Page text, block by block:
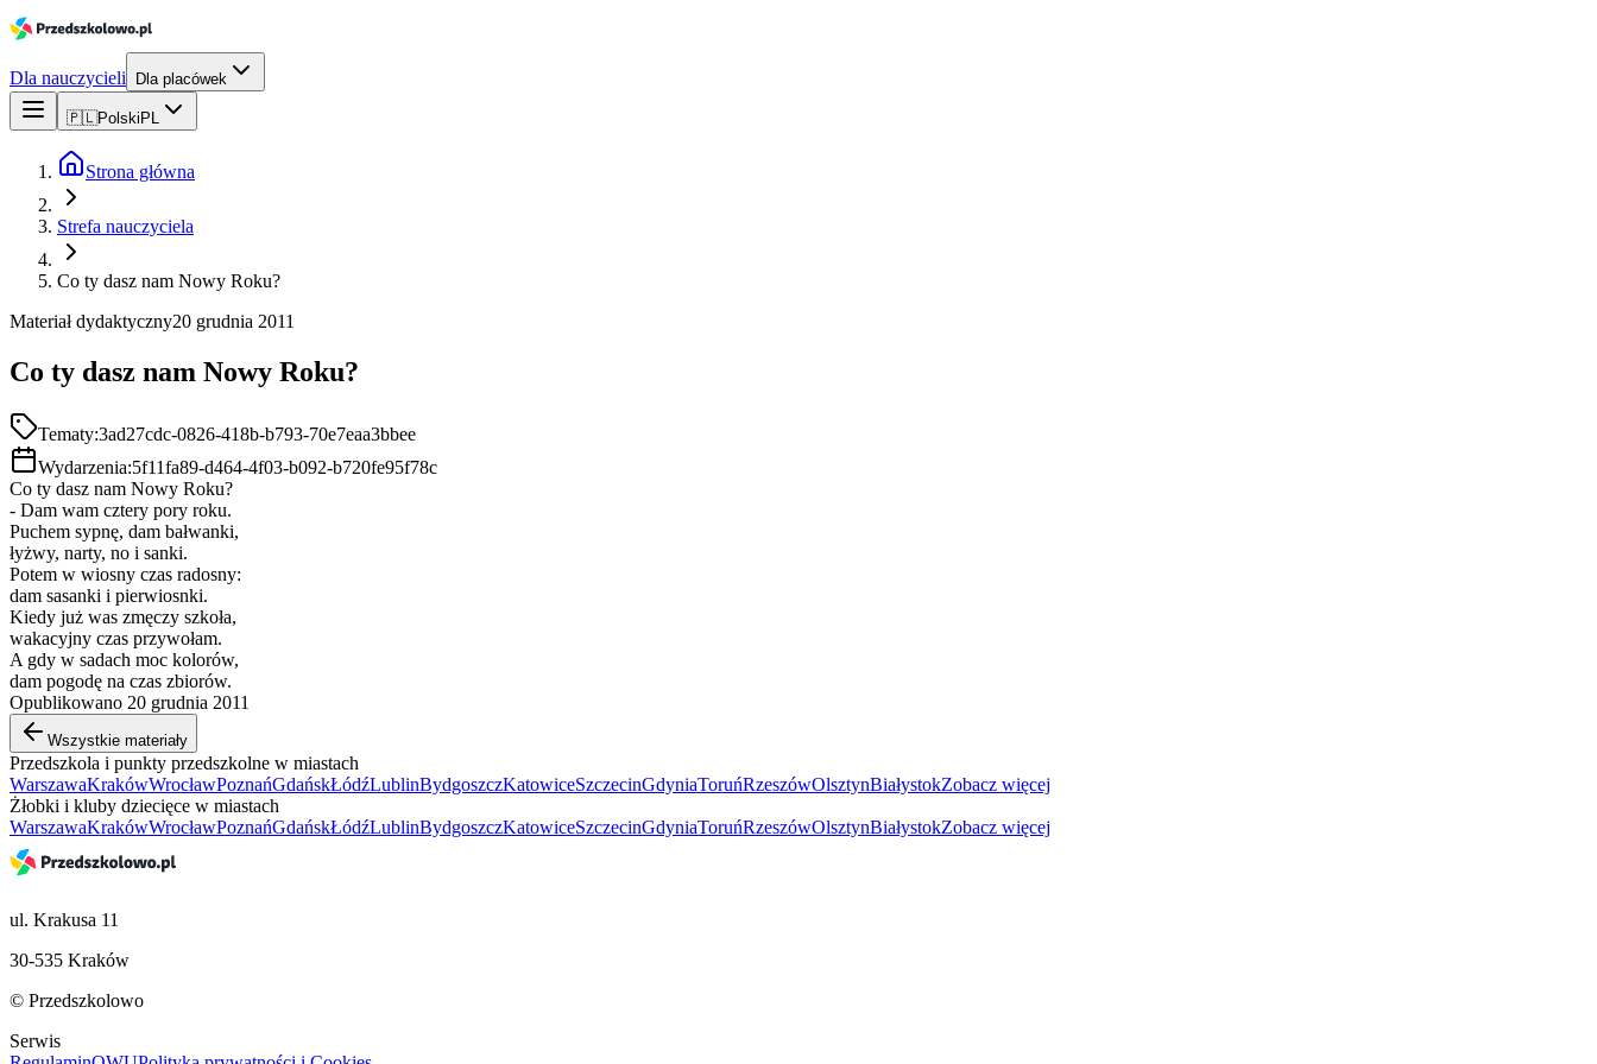
Dla nauczycieli Dla placówek
🇵🇱Polski PL
Strona główna
Strefa nauczyciela
Co ty dasz nam Nowy Roku?
Materiał dydaktyczny20 grudnia 2011
Co ty dasz nam Nowy Roku?
Tematy:3ad27cdc-0826-418b-b793-70e7eaa3bbee
Wydarzenia:5f11fa89-d464-4f03-b092-b720fe95f78c
Co ty dasz nam Nowy Roku?
- Dam wam cztery pory roku.
Puchem sypnę, dam bałwanki,
łyżwy, narty, no i sanki.
Potem w wiosny czas radosny:
dam sasanki i pierwiosnki.
Kiedy już was zmęczy szkoła,
wakacyjny czas przywołam.
A gdy w sadach moc kolorów,
dam pogodę na czas zbiorów.
Opublikowano 20 grudnia 2011
Wszystkie materiały
Przedszkola i punkty przedszkolne w miastach
WarszawaKrakówWrocławPoznańGdańskŁódźLublinBydgoszczKatowiceSzczecinGdyniaToruńRzeszówOlsztynBiałystokZobacz więcej
Żłobki i kluby dziecięce w miastach
WarszawaKrakówWrocławPoznańGdańskŁódźLublinBydgoszczKatowiceSzczecinGdyniaToruńRzeszówOlsztynBiałystokZobacz więcej
ul. Krakusa 11
30-535 Kraków
© Przedszkolowo
Serwis